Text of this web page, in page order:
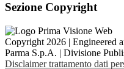
Sezione Copyright
Copyright 2026 | Engineered
Parma S.p.A. | Divisione
Disclaimer trattamento dati